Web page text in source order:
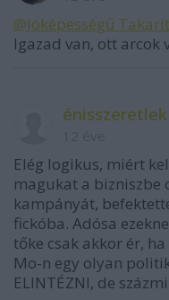
@Jóképességű
Igazad van, ott arcok
énisszeretlek
Elég logikus, miért
magukat a bizniszbe
kampányát,
fickóba. Adósa
tőke csak akkor ér,
Mo-n egy olyan
ELINTÉZNI, de